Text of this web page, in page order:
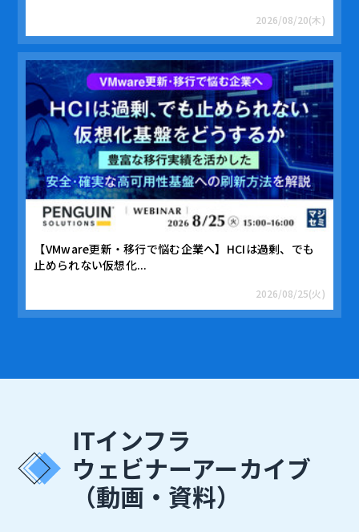
2026/08/20(木)
【VMware更新・移行で悩む企業へ】HCIは過剰、でも
止められない仮想化...
2026/08/25(火)
ITインフラ
ウェビナーアーカイブ
（動画・資料）